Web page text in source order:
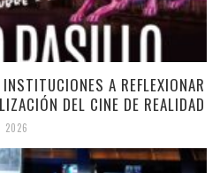
A REFLEXIONAR
DEL CINE DE REALIDAD
2026